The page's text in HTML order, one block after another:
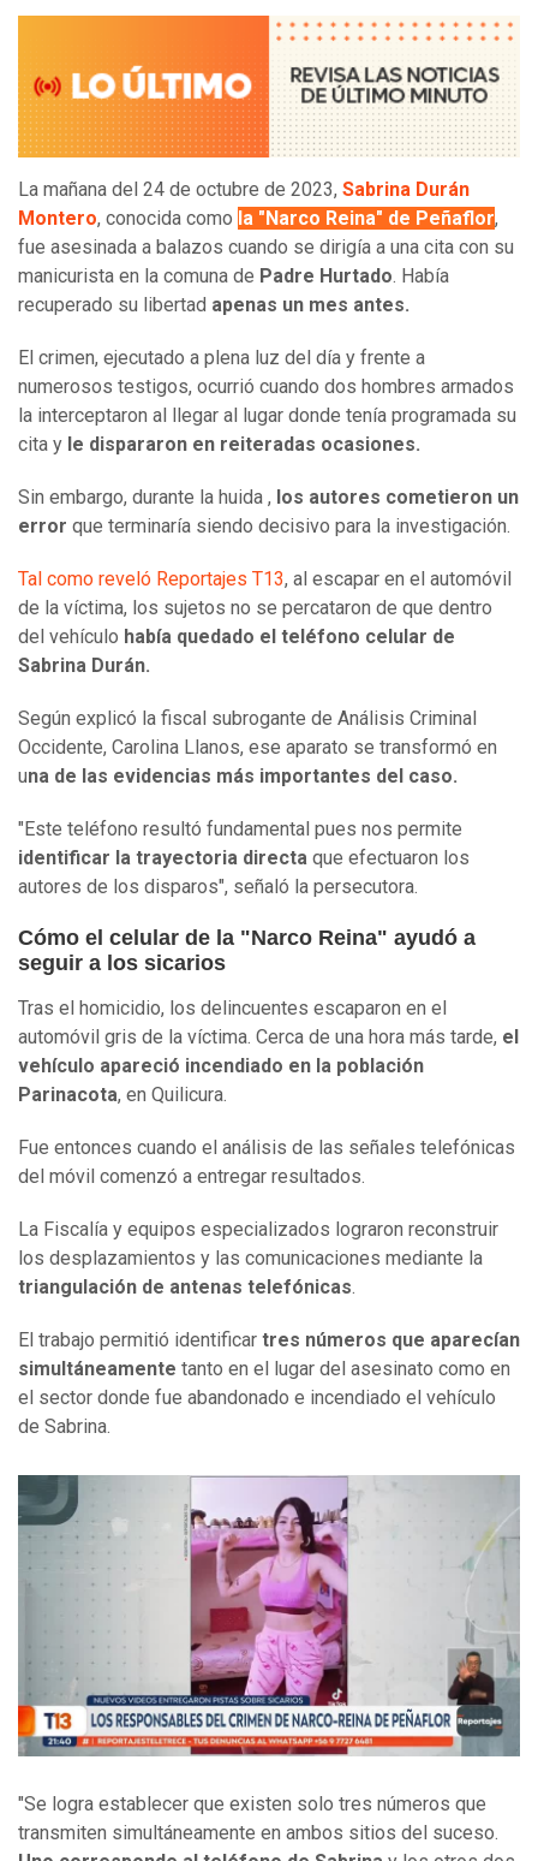
La mañana del 24 de octubre de 2023, Sabrina Durán
Montero, conocida como la "Narco Reina" de Peñaflor,
fue asesinada a balazos cuando se dirigía a una cita con su
manicurista en la comuna de Padre Hurtado. Había
recuperado su libertad apenas un mes antes.
El crimen, ejecutado a plena luz del día y frente a
numerosos testigos, ocurrió cuando dos hombres armados
la interceptaron al llegar al lugar donde tenía programada su
cita y le dispararon en reiteradas ocasiones.
Sin embargo, durante la huida , los autores cometieron un
error que terminaría siendo decisivo para la investigación.
Tal como reveló Reportajes T13, al escapar en el automóvil
de la víctima, los sujetos no se percataron de que dentro
del vehículo había quedado el teléfono celular de
Sabrina Durán.
Según explicó la fiscal subrogante de Análisis Criminal
Occidente, Carolina Llanos, ese aparato se transformó en
una de las evidencias más importantes del caso.
"Este teléfono resultó fundamental pues nos permite
identificar la trayectoria directa que efectuaron los
autores de los disparos", señaló la persecutora.
Cómo el celular de la "Narco Reina" ayudó a
seguir a los sicarios
Tras el homicidio, los delincuentes escaparon en el
automóvil gris de la víctima. Cerca de una hora más tarde, el
vehículo apareció incendiado en la población
Parinacota, en Quilicura.
Fue entonces cuando el análisis de las señales telefónicas
del móvil comenzó a entregar resultados.
La Fiscalía y equipos especializados lograron reconstruir
los desplazamientos y las comunicaciones mediante la
triangulación de antenas telefónicas.
El trabajo permitió identificar tres números que aparecían
simultáneamente tanto en el lugar del asesinato como en
el sector donde fue abandonado e incendiado el vehículo
de Sabrina.
"Se logra establecer que existen solo tres números que
transmiten simultáneamente en ambos sitios del suceso.